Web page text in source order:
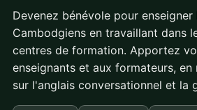
Devenez bénévole pour enseigner
Cambodgiens en travaillant dans
centres de formation. Apportez
enseignants et aux formateurs,
sur l'anglais conversationnel et la